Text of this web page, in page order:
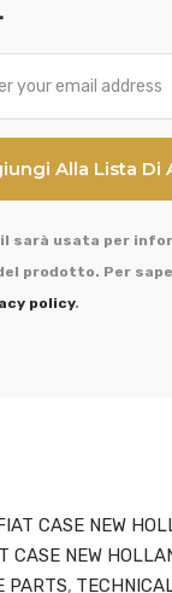
sarà usata per
prodotto. Per
policy.
CASE NEW
CASE NEW
PARTS,